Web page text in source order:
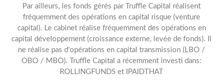
Par ailleurs, les fonds gérés par Truffle Capital réalisent
fréquemment des opérations en capital risque (venture
capital). Le cabinet réalise fréquemment des opérations en
capital développement (croissance externe, levée de fonds). Il
ne réalise pas d'opérations en capital transmission (LBO /
OBO / MBO). Truffle Capital a récemment investi dans:
ROLLINGFUNDS et IPAIDTHAT